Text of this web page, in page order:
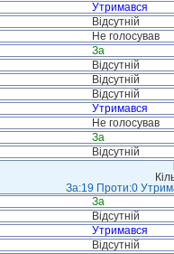
Утримався
Відсутній
Не голосував
За
Відсутній
Відсутній
Відсутній
Утримався
Не голосував
За
Відсутній
За:19 Проти:0
За
Відсутній
Утримався
Відсутній